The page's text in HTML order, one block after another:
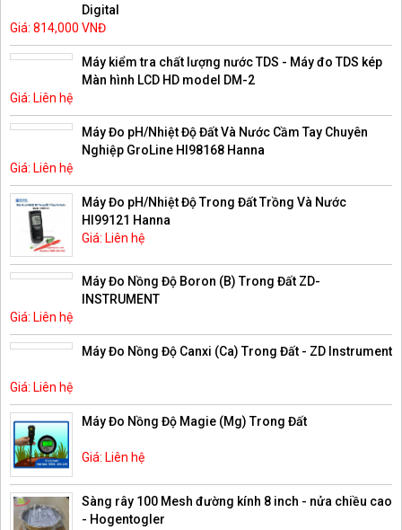
Digital
Giá: 814,000 VNĐ
Máy kiểm tra chất lượng nước TDS - Máy đo TDS kép
Màn hình LCD HD model DM-2
Giá: Liên hệ
Máy Đo pH/Nhiệt Độ Đất Và Nước Cầm Tay Chuyên
Nghiệp GroLine HI98168 Hanna
Giá: Liên hệ
Máy Đo pH/Nhiệt Độ Trong Đất Trồng Và Nước
HI99121 Hanna
Giá: Liên hệ
Máy Đo Nồng Độ Boron (B) Trong Đất ZD-
INSTRUMENT
Giá: Liên hệ
Máy Đo Nồng Độ Canxi (Ca) Trong Đất - ZD Instrument
Giá: Liên hệ
Máy Đo Nồng Độ Magie (Mg) Trong Đất
Giá: Liên hệ
Sàng rây 100 Mesh đường kính 8 inch - nửa chiều cao
- Hogentogler